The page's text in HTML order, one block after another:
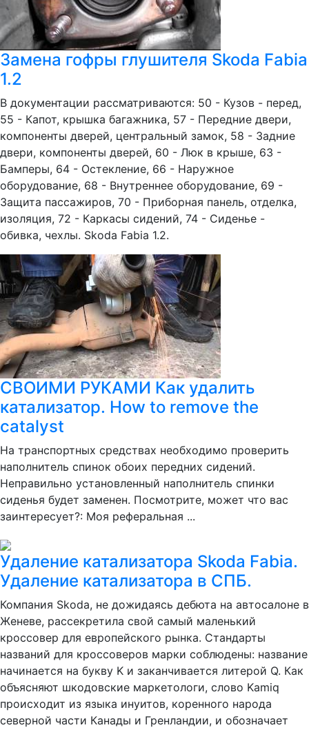
Замена гофры глушителя Skoda Fabia
1.2
В документации рассматриваются: 50 - Кузов - перед,
55 - Капот, крышка багажника, 57 - Передние двери,
компоненты дверей, центральный замок, 58 - Задние
двери, компоненты дверей, 60 - Люк в крыше, 63 -
Бамперы, 64 - Остекление, 66 - Наружное
оборудование, 68 - Внутреннее оборудование, 69 -
Защита пассажиров, 70 - Приборная панель, отделка,
изоляция, 72 - Каркасы сидений, 74 - Сиденье -
обивка, чехлы. Skoda Fabia 1.2.
СВОИМИ РУКАМИ Как удалить
катализатор. How to remove the
catalyst
На транспортных средствах необходимо проверить
наполнитель спинок обоих передних сидений.
Неправильно установленный наполнитель спинки
сиденья будет заменен. Посмотрите, может что вас
заинтересует?: Моя реферальная ...
Удаление катализатора Skoda Fabia.
Удаление катализатора в СПБ.
Компания Skoda, не дожидаясь дебюта на автосалоне в
Женеве, рассекретила свой самый маленький
кроссовер для европейского рынка. Стандарты
названий для кроссоверов марки соблюдены: название
начинается на букву K и заканчивается литерой Q. Как
объясняют шкодовские маркетологи, слово Kamiq
происходит из языка инуитов, коренного народа
северной части Канады и Гренландии, и обозначает